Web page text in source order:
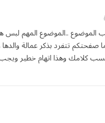
..الموضوع المهم لبس
تتفرد بذكر عمالة والدها
كلامك وهذا اتهام خطير